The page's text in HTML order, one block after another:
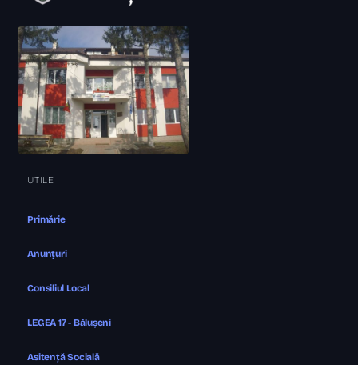
UTILE
Primărie
Anunțuri
Consiliul Local
LEGEA 17 - Bălușeni
Asitență Socială